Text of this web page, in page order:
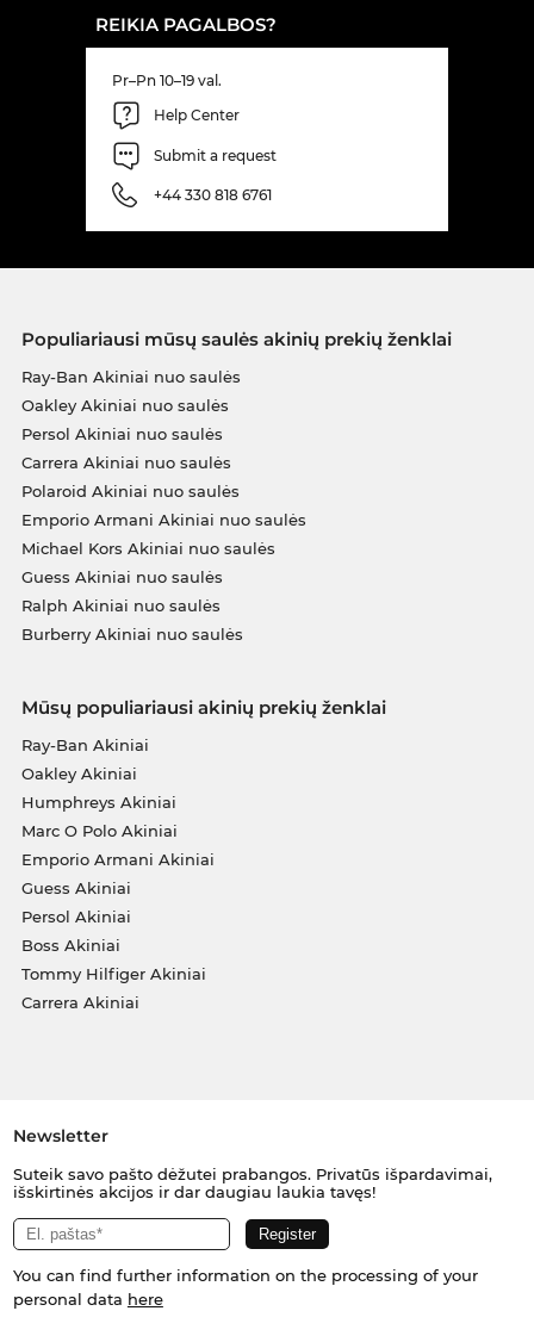
REIKIA PAGALBOS?
Pr–Pn 10–19 val.
Help Center
Submit a request
+44 330 818 6761
Populiariausi mūsų saulės akinių prekių ženklai
Ray-Ban Akiniai nuo saulės
Oakley Akiniai nuo saulės
Persol Akiniai nuo saulės
Carrera Akiniai nuo saulės
Polaroid Akiniai nuo saulės
Emporio Armani Akiniai nuo saulės
Michael Kors Akiniai nuo saulės
Guess Akiniai nuo saulės
Ralph Akiniai nuo saulės
Burberry Akiniai nuo saulės
Mūsų populiariausi akinių prekių ženklai
Ray-Ban Akiniai
Oakley Akiniai
Humphreys Akiniai
Marc O Polo Akiniai
Emporio Armani Akiniai
Guess Akiniai
Persol Akiniai
Boss Akiniai
Tommy Hilfiger Akiniai
Carrera Akiniai
Newsletter
Suteik savo pašto dėžutei prabangos. Privatūs išpardavimai,
išskirtinės akcijos ir dar daugiau laukia tavęs!
You can find further information on the processing of your
personal data here